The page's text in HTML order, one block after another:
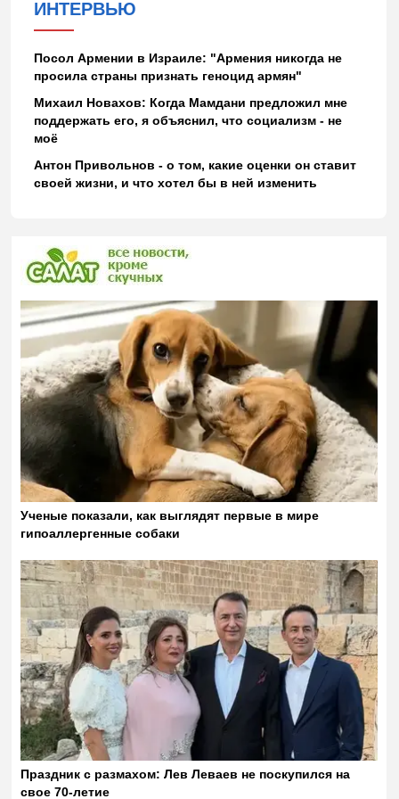
ИНТЕРВЬЮ
Посол Армении в Израиле: "Армения никогда не
просила страны признать геноцид армян"
Михаил Новахов: Когда Мамдани предложил мне
поддержать его, я объяснил, что социализм - не
моё
Антон Привольнов - о том, какие оценки он ставит
своей жизни, и что хотел бы в ней изменить